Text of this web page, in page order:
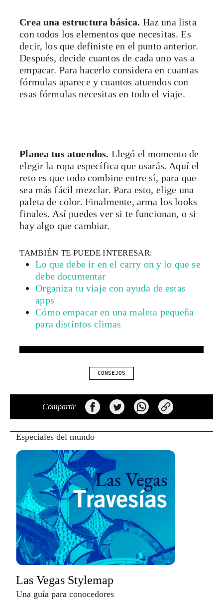
Crea una estructura básica. Haz una lista
con todos los elementos que necesitas. Es
decir, los que definiste en el punto anterior.
Después, decide cuantos de cada uno vas a
empacar. Para hacerlo considera en cuantas
fórmulas aparece y cuantos atuendos con
esas fórmulas necesitas en todo el viaje.
Planea tus atuendos. Llegó el momento de
elegir la ropa específica que usarás. Aquí el
reto es que todo combine entre sí, para que
sea más fácil mezclar. Para esto, elige una
paleta de color. Finalmente, arma los looks
finales. Así puedes ver si te funcionan, o si
hay algo que cambiar.
TAMBIÉN TE PUEDE INTERESAR:
Lo que debe ir en el carry on y lo que se
debe documentar
Organiza tu viaje con ayuda de estas
apps
Cómo empacar en una maleta pequeña
para distintos climas
CONSEJOS
Compartir
Especiales del mundo
Las Vegas Stylemap
Una guía para conocedores